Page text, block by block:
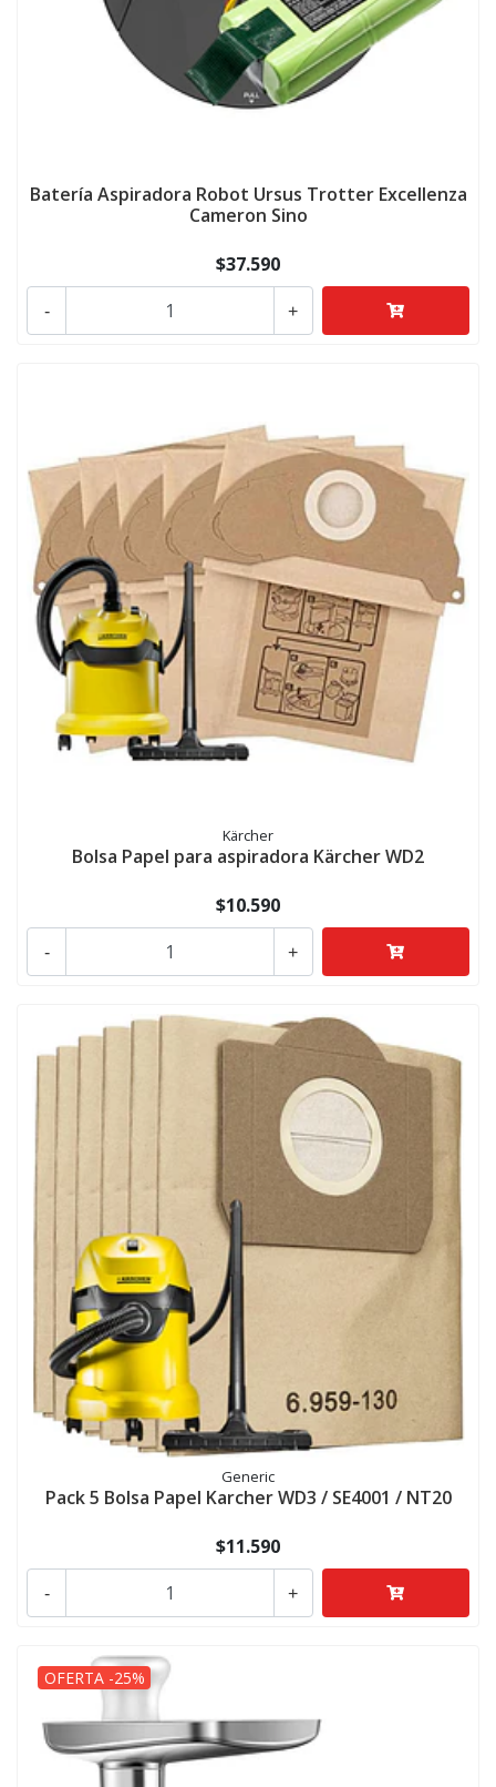
Batería Aspiradora Robot Ursus Trotter Excellenza
Cameron Sino
$37.590
+
-
Kärcher
Bolsa Papel para aspiradora Kärcher WD2
$10.590
+
-
Generic
Pack 5 Bolsa Papel Karcher WD3 / SE4001 / NT20
$11.590
+
-
OFERTA -25%